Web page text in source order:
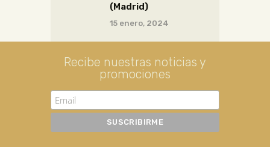
NOTICIAS
(Madrid)
15 enero, 2024
Recibe nuestras noticias y
promociones